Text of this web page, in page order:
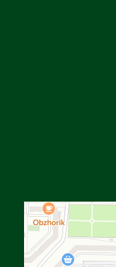
Яндекс Карталар —